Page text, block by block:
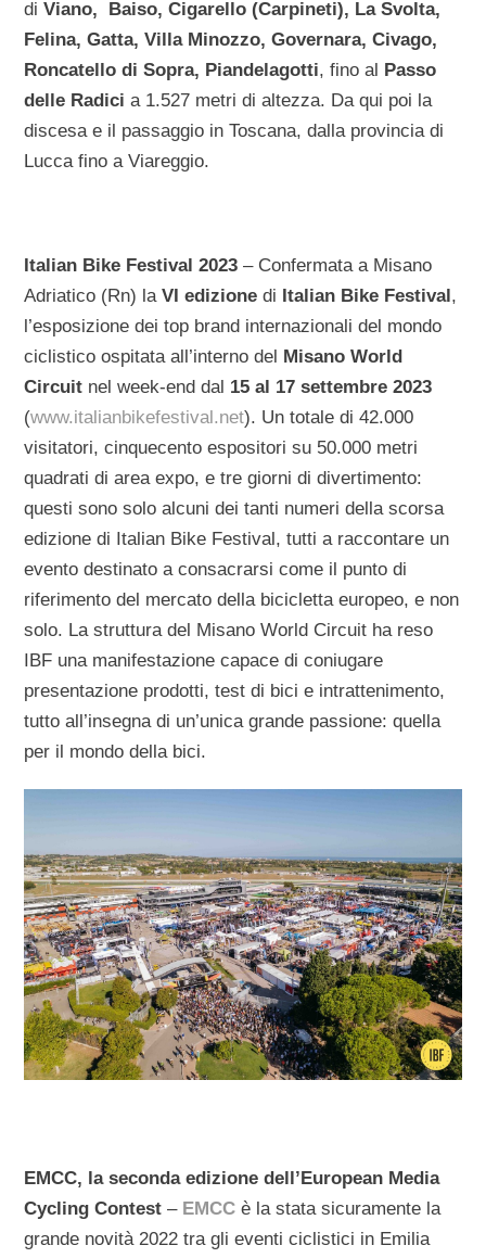
diViano, Baiso, Cigarello (Carpineti), La Svolta,
Felina, Gatta, Villa Minozzo, Governara, Civago,
Roncatello di Sopra, Piandelagotti, fino al Passo
delle Radici a 1.527 metri di altezza. Da qui poi la
discesa e il passaggio in Toscana, dalla provincia di
Lucca fino a Viareggio.
Italian Bike Festival 2023 – Confermata a Misano
Adriatico (Rn) laVI edizionedi Italian Bike Festival,
l’esposizione dei top brand internazionali del mondo
ciclistico ospitata all’interno del Misano World
Circuit nel week-end dal 15 al 17 settembre 2023
(www.italianbikefestival.net). Un totale di 42.000
visitatori, cinquecento espositori su 50.000 metri
quadrati di area expo, e tre giorni di divertimento:
questi sono solo alcuni dei tanti numeri della scorsa
edizione di Italian Bike Festival, tutti a raccontare un
evento destinato a consacrarsi come il punto di
riferimento del mercato della bicicletta europeo, e non
solo. La struttura del Misano World Circuit ha reso
IBF una manifestazione capace di coniugare
presentazione prodotti, test di bici e intrattenimento,
tutto all’insegna di un’unica grande passione: quella
per il mondo della bici.
EMCC, la seconda edizione dell’European Media
Cycling Contest – EMCC è la stata sicuramente la
grande novità 2022 tra gli eventi ciclistici in Emilia